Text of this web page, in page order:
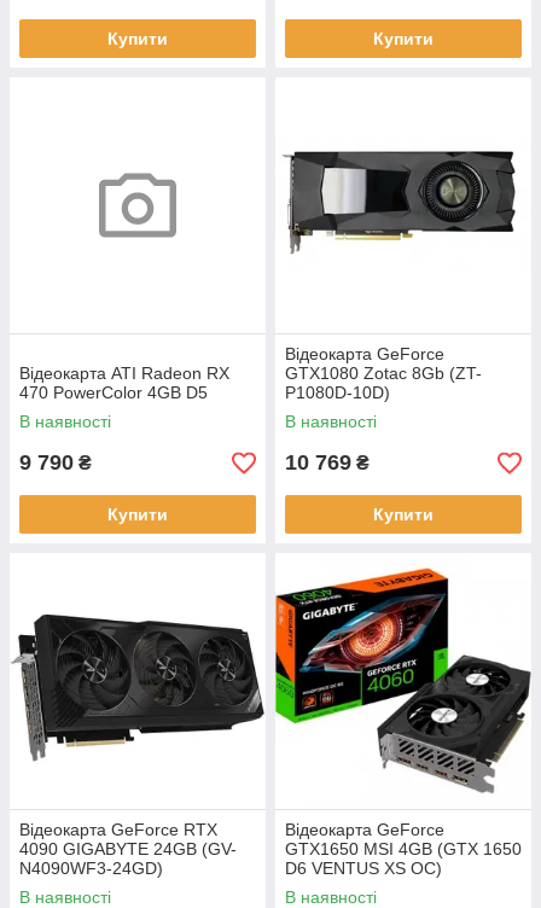
Купити Купити
Відеокарта ATI Radeon RX
470 PowerColor 4GB D5
В наявності
9 790 ₴
Купити
Відеокарта GeForce
GTX1080 Zotac 8Gb (ZT-
P1080D-10D)
В наявності
10 769 ₴
Купити
Відеокарта GeForce RTX
4090 GIGABYTE 24GB (GV-
N4090WF3-24GD)
В наявності
Відеокарта GeForce
GTX1650 MSI 4GB (GTX 1650
D6 VENTUS XS OC)
В наявності